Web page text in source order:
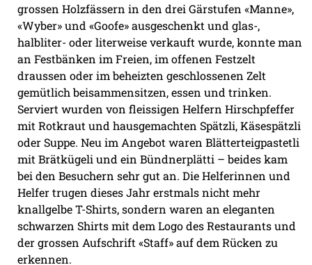
grossen Holzfässern in den drei Gärstufen «Manne»,
«Wyber» und «Goofe» ausgeschenkt und glas-,
halbliter- oder literweise verkauft wurde, konnte man
an Festbänken im Freien, im offenen Festzelt
draussen oder im beheizten geschlossenen Zelt
gemütlich beisammensitzen, essen und trinken.
Serviert wurden von fleissigen Helfern Hirschpfeffer
mit Rotkraut und hausgemachten Spätzli, Käsespätzli
oder Suppe. Neu im Angebot waren Blätterteigpastetli
mit Brätkügeli und ein Bündnerplätti – beides kam
bei den Besuchern sehr gut an. Die Helferinnen und
Helfer trugen dieses Jahr erstmals nicht mehr
knallgelbe T-Shirts, sondern waren an eleganten
schwarzen Shirts mit dem Logo des Restaurants und
der grossen Aufschrift «Staff» auf dem Rücken zu
erkennen.